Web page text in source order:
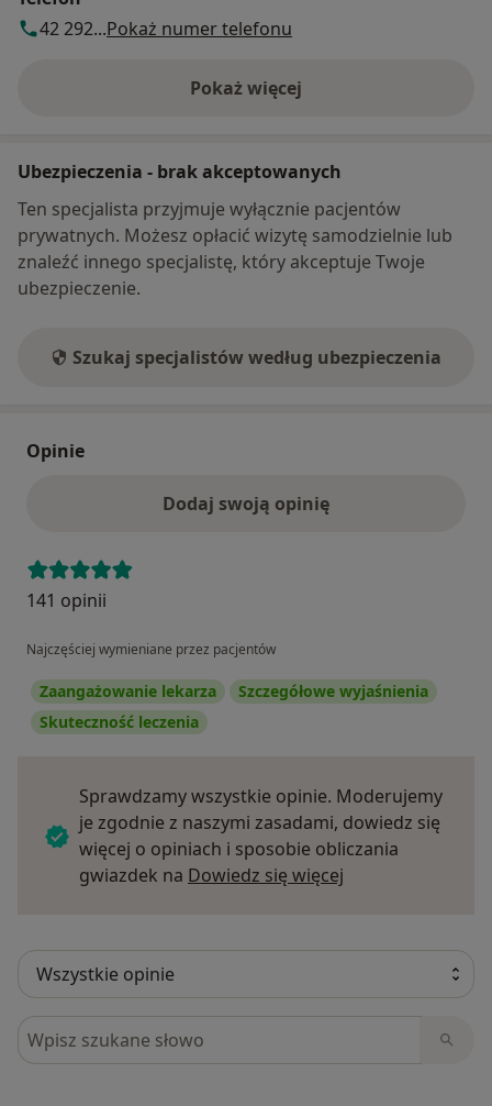
42 292...Pokaż numer telefonu
Pokaż więcej
o adresie
Ubezpieczenia - brak akceptowanych
Ten specjalista przyjmuje wyłącznie pacjentów
prywatnych. Możesz opłacić wizytę samodzielnie lub
znaleźć innego specjalistę, który akceptuje Twoje
ubezpieczenie.
Szukaj specjalistów według ubezpieczenia
Opinie
Dodaj swoją opinię
141 opinii
Najczęściej wymieniane przez pacjentów
Zaangażowanie lekarza
Szczegółowe wyjaśnienia
Skuteczność leczenia
Sprawdzamy wszystkie opinie. Moderujemy
je zgodnie z naszymi zasadami, dowiedz się
więcej o opiniach i sposobie obliczania
gwiazdek na Dowiedz się więcej
Szukaj w opiniach